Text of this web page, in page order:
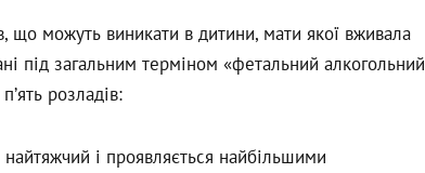
що можуть виникати в дитини, мати якої вживала
під загальним терміном «фетальний алкогольний
розладів:
і проявляється найбільшими